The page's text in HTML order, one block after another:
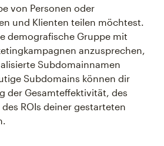
von Personen oder
und Klienten teilen möchtest.
demografische Gruppe mit
anzusprechen,
Subdomainnamen
Subdomains können dir
der Gesamteffektivität, des
ROIs deiner gestarteten